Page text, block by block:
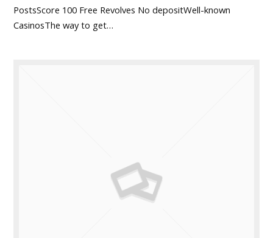
PostsScore 100 Free Revolves No depositWell-known
CasinosThe way to get…